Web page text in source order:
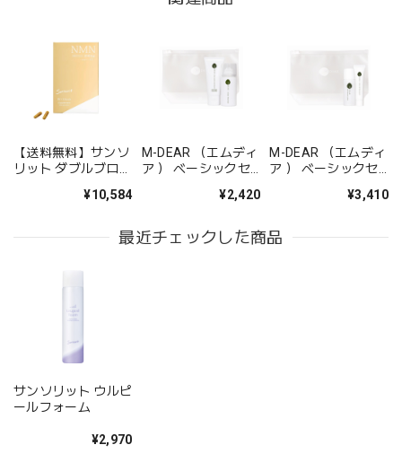
【送料無料】サンソ
リット ダブルブロッ
¥10,584
M-DEAR （エムディ
ア ） ベーシックセ
¥2,420
M-DEAR （エムディ
ア ） ベーシックセ
¥3,410
最近チェックした商品
サンソリット ウルピ
ールフォーム
¥2,970